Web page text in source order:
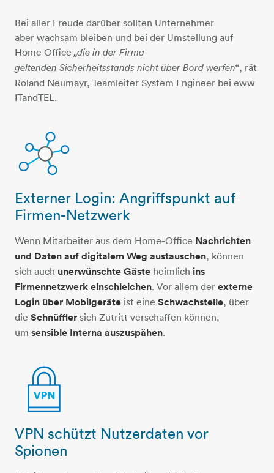
Bei aller Freude darüber sollten Unternehmer
aber wachsam bleiben und bei der Umstellung auf
Home Office „die in der Firma
geltenden Sicherheitsstands nicht über Bord werfen“, rät
Roland Neumayr, Teamleiter System Engineer bei eww
ITandTEL.
ring-topografie
Externer Login: Angriffspunkt auf
Firmen-Netzwerk
Wenn Mitarbeiter aus dem Home-Office Nachrichten
und Daten auf digitalem Weg austauschen, können
sich auch unerwünschte Gäste heimlich ins
Firmennetzwerk einschleichen. Vor allem der externe
Login über Mobilgeräte ist eine Schwachstelle, über
die Schnüffler sich Zutritt verschaffen können,
um sensible Interna auszuspähen.
schloss-vpn
VPN schützt Nutzerdaten vor
Spionen